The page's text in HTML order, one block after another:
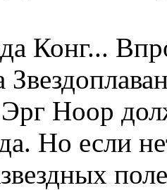
Конг...
Ноор
Но если